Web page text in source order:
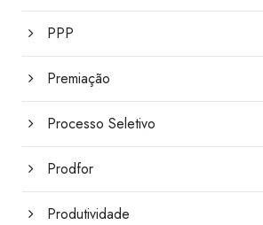
PPP
Premiação
Processo Seletivo
Prodfor
Produtividade